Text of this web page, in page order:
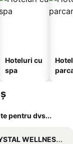
Hoteluri cu
spa
pentru dvs...
& SPA superior